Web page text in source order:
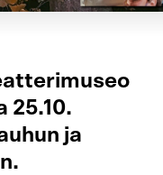
25.10.
ja